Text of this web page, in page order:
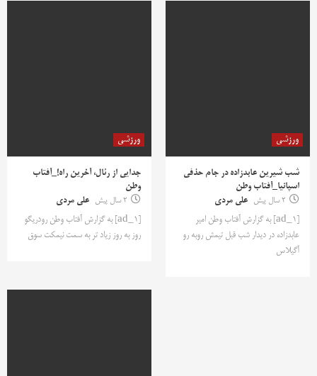
ورزشی
شب شیرین عابدزاده در جام حذفی
اسپانیا_آفتاب وطن
2 سال پیش
علی مردی
[ad_1] به گزارش آفتاب وطن امیر
عابدزاده در دیدار شب قبل تیمش روبه رو
آگیلاس
ورزشی
جدایی از رئال، آخرین راه!_آفتاب
وطن
2 سال پیش
علی مردی
[ad_1] به گزارش آفتاب وطن رودریگو
روز به روز زیاد تر به سمت نیمکت سوق